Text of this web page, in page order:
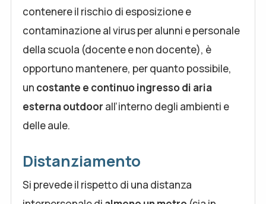
contenere il rischio di esposizione e
contaminazione al virus per alunni e personale
della scuola (docente e non docente), è
opportuno mantenere, per quanto possibile,
un costante e continuo ingresso di aria
esterna outdoor all’interno degli ambienti e
delle aule.
Distanziamento
Si prevede il rispetto di una distanza